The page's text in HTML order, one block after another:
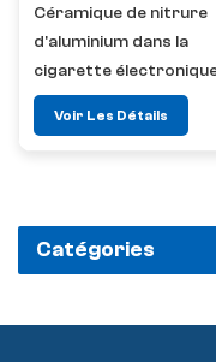
Céramique de nitrure
d'aluminium dans la
cigarette
Voir Les Détails
Catégories